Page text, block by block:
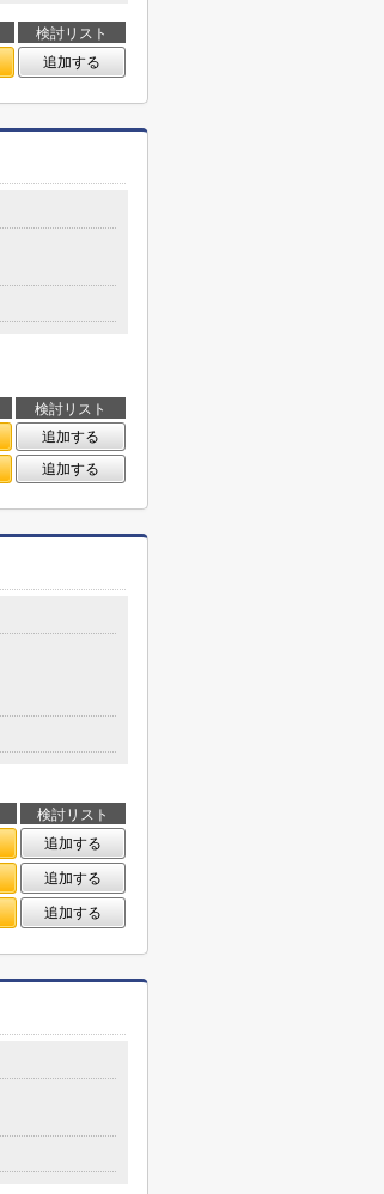
検討リスト
追加する
検討リスト
追加する
追加する
検討リスト
追加する
追加する
追加する